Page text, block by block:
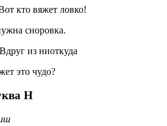
кто вяжет ловко!
сноровка.
из ниоткуда
это чудо?
Н